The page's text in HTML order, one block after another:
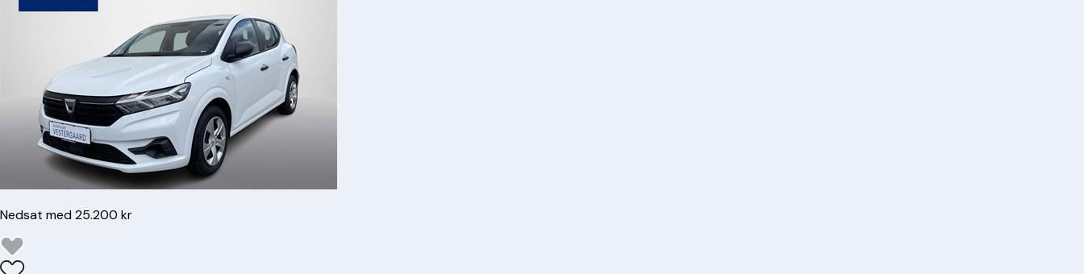
Nedsat med 25.200 kr